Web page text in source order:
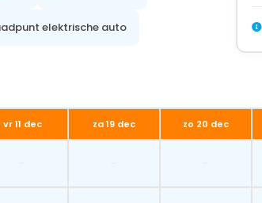
elektrische auto
vr 11 dec za 19 dec zo 20 dec